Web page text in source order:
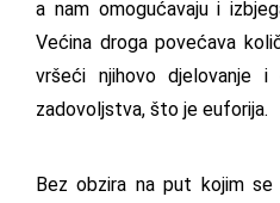
a nam omogućavaju i
Većina droga povećava
vršeći njihovo djelovanje
zadovoljstva, što je euforija.
Bez obzira na put kojim se